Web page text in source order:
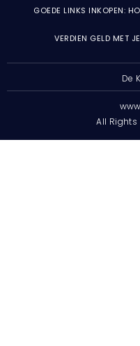
GOEDE LINKS INKOPEN:
VERDIEN GELD MET
De
All